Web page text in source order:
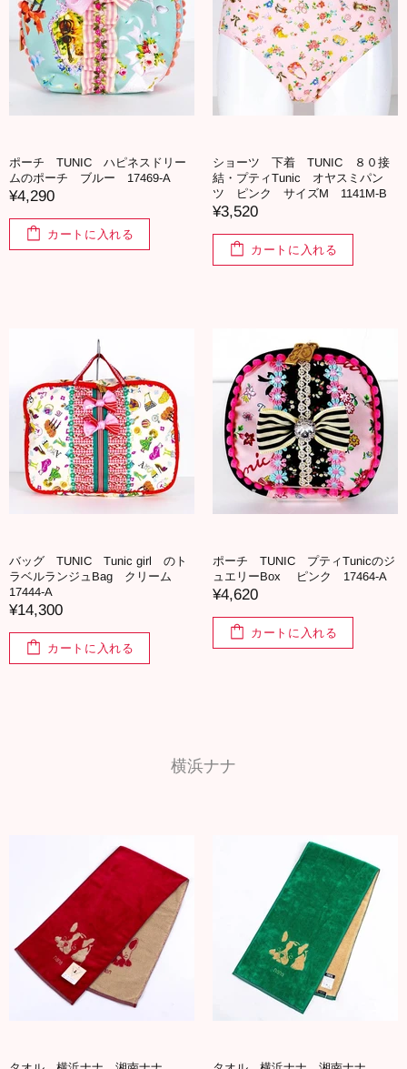
ポーチ TUNIC ハピネスドリー
ムのポーチ ブルー 17469-A
¥4,290
カートに入れる
ショーツ 下着 TUNIC ８０接
結・プティTunic オヤスミパン
ツ ピンク サイズM 1141M-B
¥3,520
カートに入れる
バッグ TUNIC Tunic girl のト
ラベルランジュBag クリーム
17444-A
¥14,300
カートに入れる
ポーチ TUNIC プティTunicのジ
ュエリーBox ピンク 17464-A
¥4,620
カートに入れる
横浜ナナ